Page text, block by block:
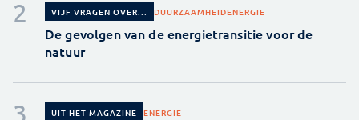
VIJF VRAGEN OVER... DUURZAAMHEIDENERGIE
De gevolgen van de energietransitie voor de
natuur
UIT HET MAGAZINE ENERGIE